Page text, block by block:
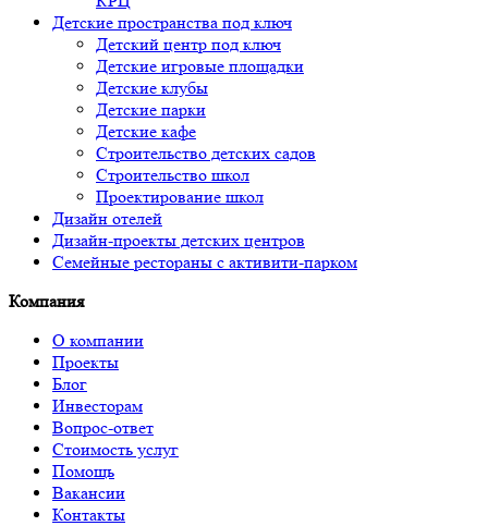
Детские пространства под ключ
Детский центр под ключ
Детские игровые площадки
Детские клубы
Детские парки
Детские кафе
Строительство детских садов
Строительство школ
Проектирование школ
Дизайн отелей
Дизайн-проекты детских центров
Семейные рестораны с активити-парком
Компания
О компании
Проекты
Блог
Инвесторам
Вопрос-ответ
Стоимость услуг
Помощь
Вакансии
Контакты